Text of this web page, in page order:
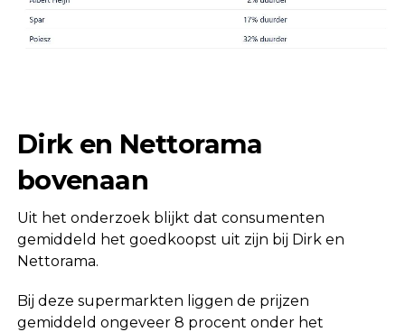
Dirk en Nettorama
bovenaan
Uit het onderzoek blijkt dat consumenten
gemiddeld het goedkoopst uit zijn bij Dirk en
Nettorama.
Bij deze supermarkten liggen de prijzen
gemiddeld ongeveer 8 procent onder het